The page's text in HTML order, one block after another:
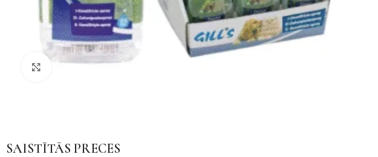
Noklikšķiniet, lai palielinātu
SAISTĪTĀS PRECES